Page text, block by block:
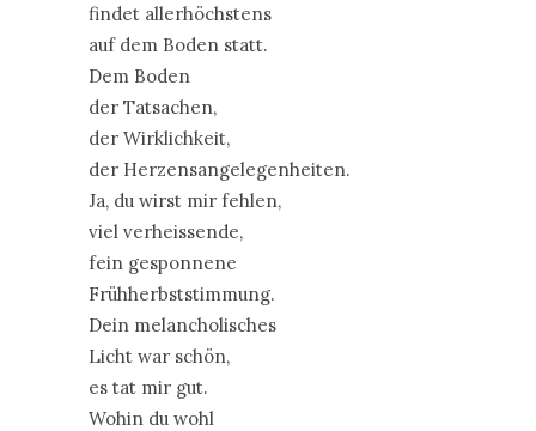
findet allerhöchstens
auf dem Boden statt.
Dem Boden
der Tatsachen,
der Wirklichkeit,
der Herzensangelegenheiten.
Ja, du wirst mir fehlen,
viel verheissende,
fein gesponnene
Frühherbststimmung.
Dein melancholisches
Licht war schön,
es tat mir gut.
Wohin du wohl